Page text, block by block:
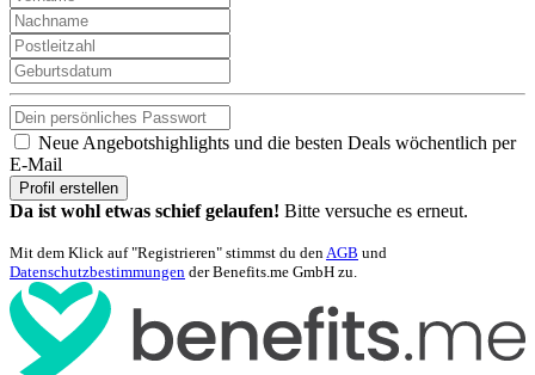
Neue Angebotshighlights und die besten Deals wöchentlich per
E-Mail
Profil erstellen
Da ist wohl etwas schief gelaufen! Bitte versuche es erneut.
Mit dem Klick auf "Registrieren" stimmst du denAGB und
Datenschutzbestimmungen der Benefits.me GmbH zu.